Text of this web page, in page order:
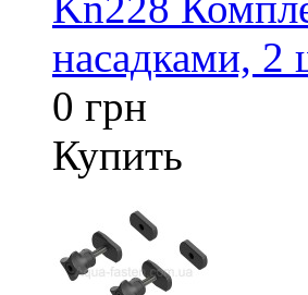
насадками, 2
0 грн
Купить